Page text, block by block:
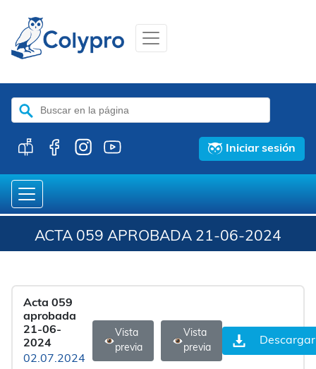
Buscar:
Iniciar sesión
ACTA 059 APROBADA 21-06-2024
Acta 059
aprobada
21-06-
2024
02.07.2024
Vista
previa
Vista
previa
Descargar